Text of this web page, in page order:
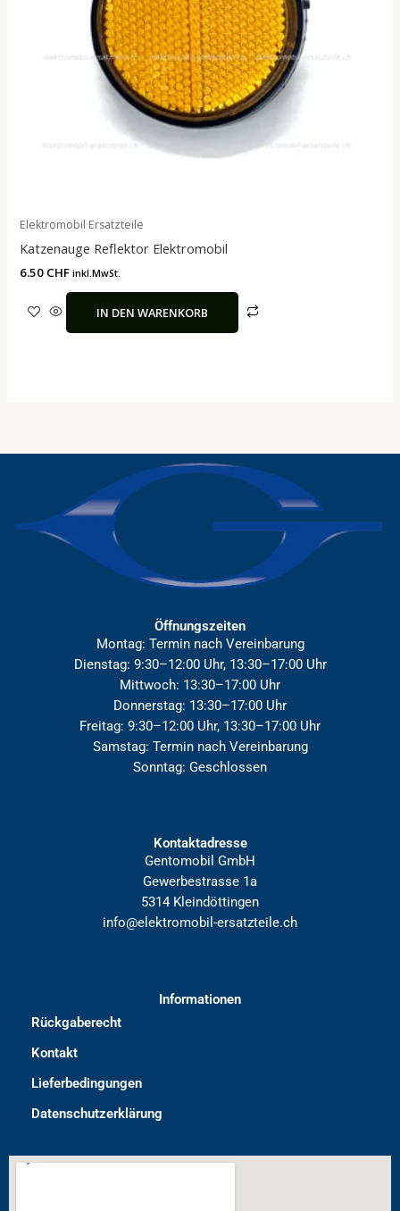
Elektromobil Ersatzteile
Katzenauge Reflektor Elektromobil
6.50 CHF inkl.MwSt.
IN DEN WARENKORB
Öffnungszeiten
Montag: Termin nach Vereinbarung
Dienstag: 9:30–12:00 Uhr, 13:30–17:00 Uhr
Mittwoch: 13:30–17:00 Uhr
Donnerstag: 13:30–17:00 Uhr
Freitag: 9:30–12:00 Uhr, 13:30–17:00 Uhr
Samstag: Termin nach Vereinbarung
Sonntag: Geschlossen
Kontaktadresse
Gentomobil GmbH
Gewerbestrasse 1a
5314 Kleindöttingen
info@elektromobil-ersatzteile.ch
Informationen
Rückgaberecht
Kontakt
Lieferbedingungen
Datenschutzerklärung